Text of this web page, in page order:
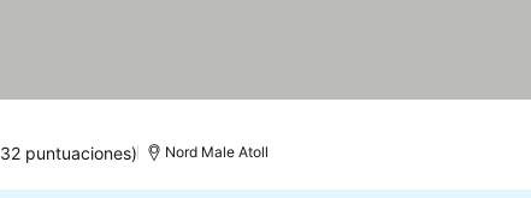
puntuaciones) Nord Male Atoll